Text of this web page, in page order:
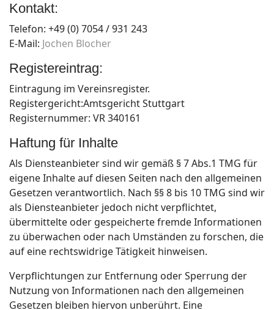
Kontakt:
Telefon: +49 (0) 7054 / 931 243
E-Mail: Jochen Blocher
Registereintrag:
Eintragung im Vereinsregister.
Registergericht:Amtsgericht Stuttgart
Registernummer: VR 340161
Haftung für Inhalte
Als Diensteanbieter sind wir gemäß § 7 Abs.1 TMG für
eigene Inhalte auf diesen Seiten nach den allgemeinen
Gesetzen verantwortlich. Nach §§ 8 bis 10 TMG sind wir
als Diensteanbieter jedoch nicht verpflichtet,
übermittelte oder gespeicherte fremde Informationen
zu überwachen oder nach Umständen zu forschen, die
auf eine rechtswidrige Tätigkeit hinweisen.
Verpflichtungen zur Entfernung oder Sperrung der
Nutzung von Informationen nach den allgemeinen
Gesetzen bleiben hiervon unberührt. Eine